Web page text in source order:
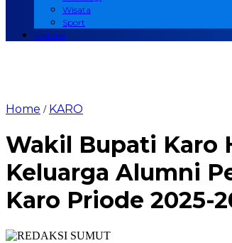
Wisata
Sport
Redaksi
Home / KARO
Wakil Bupati Karo
Keluarga Alumni
Karo Priode 2025-